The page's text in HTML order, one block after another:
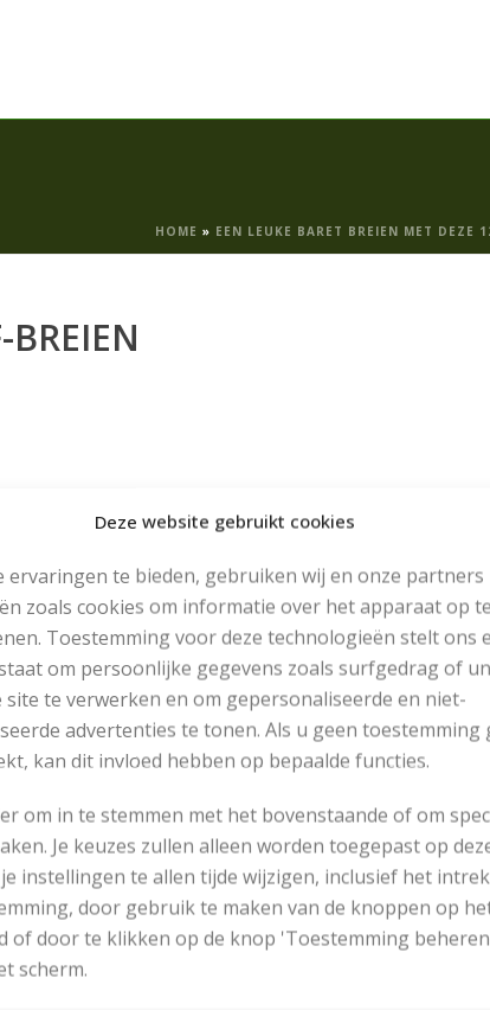
Deze website gebruikt cookies
ervaringen te bieden, gebruiken wij en onze partners
zoals cookies om informatie over het apparaat op
Toestemming voor deze technologieën stelt ons
om persoonlijke gegevens zoals surfgedrag of
site te verwerken en om gepersonaliseerde en niet-
advertenties te tonen. Als u geen toestemming
kan dit invloed hebben op bepaalde functies.
om in te stemmen met het bovenstaande of om
Je keuzes zullen alleen worden toegepast op
je instellingen te allen tijde wijzigen, inclusief het
door gebruik te maken van de knoppen op
of door te klikken op de knop 'Toestemming
scherm.
HOME » EEN LEUKE BARET BREIEN MET DEZE
RECENT POSTS